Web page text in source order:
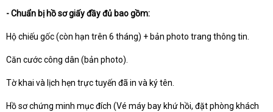
- Chuẩn bị hồ sơ giấy đầy đủ bao gồm:
Hộ chiếu gốc (còn hạn trên 6 tháng) + bản photo trang thông tin.
Căn cước công dân (bản photo).
Tờ khai và lịch hẹn trực tuyến đã in và ký tên.
Hồ sơ chứng minh mục đích (Vé máy bay khứ hồi, đặt phòng khách